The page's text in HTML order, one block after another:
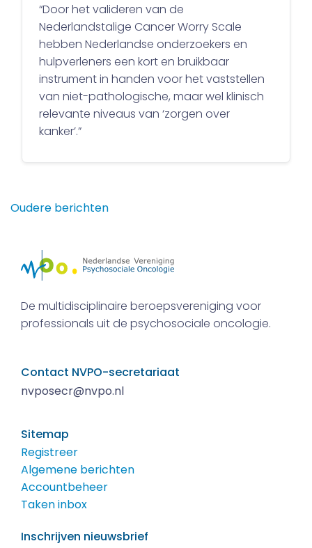
“Door het valideren van de
Nederlandstalige Cancer Worry Scale
hebben Nederlandse onderzoekers en
hulpverleners een kort en bruikbaar
instrument in handen voor het vaststellen
van niet-pathologische, maar wel klinisch
relevante niveaus van ‘zorgen over
kanker’.”
Berichtennavigatie
Oudere berichten
De multidisciplinaire beroepsvereniging voor
professionals uit de psychosociale oncologie.
Contact NVPO-secretariaat
nvposecr@nvpo.nl
Sitemap
Registreer
Algemene berichten
Accountbeheer
Taken inbox
Inschrijven nieuwsbrief